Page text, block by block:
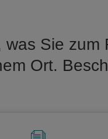
was Sie zum
Ort.